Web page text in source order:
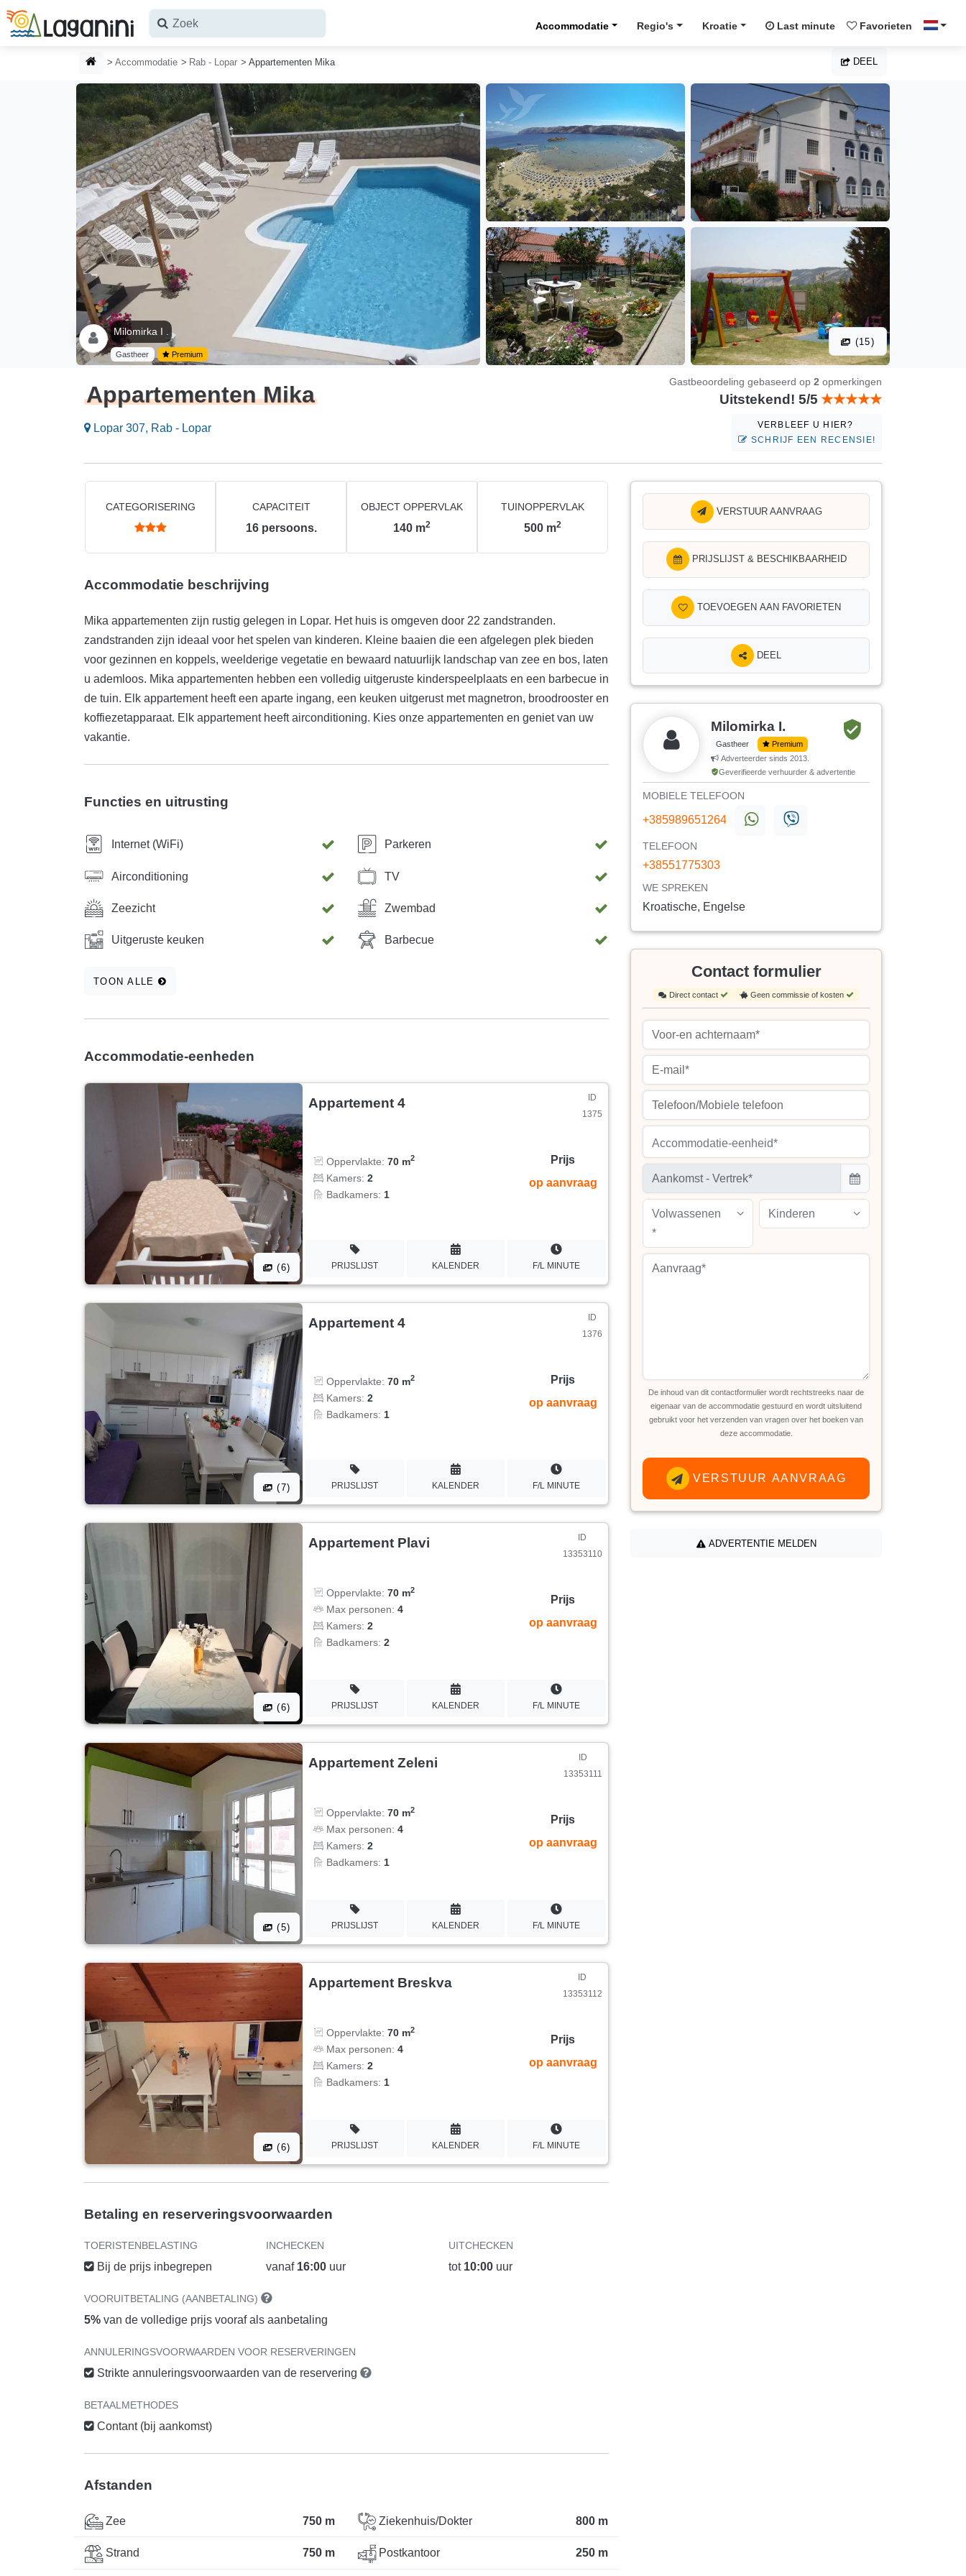
Ga naar hoofdinhoud
Accommodatie Regio's Kroatie Last minute Favorieten
STARTPAGINA
Accommodatie Rab - Lopar Appartementen Mika DEEL
Milomirka I .
Gastheer Premium
(15)
Appartementen Mika
Lopar 307, Rab - Lopar
Gastbeoordeling gebaseerd op 2 opmerkingen
Uitstekend! 5/5
VERBLEEF U HIER?
SCHRIJF EEN RECENSIE!
CATEGORISERING CAPACITEIT
16 persoons.
OBJECT OPPERVLAK
140 m2
TUINOPPERVLAK
500 m2
Accommodatie beschrijving
Mika appartementen zijn rustig gelegen in Lopar. Het huis is omgeven door 22 zandstranden.
zandstranden zijn ideaal voor het spelen van kinderen. Kleine baaien die een afgelegen plek bieden
voor gezinnen en koppels, weelderige vegetatie en bewaard natuurlijk landschap van zee en bos, laten
u ademloos. Mika appartementen hebben een volledig uitgeruste kinderspeelplaats en een barbecue in
de tuin. Elk appartement heeft een aparte ingang, een keuken uitgerust met magnetron, broodrooster en
koffiezetapparaat. Elk appartement heeft airconditioning. Kies onze appartementen en geniet van uw
vakantie.
Functies en uitrusting
Internet (WiFi) Parkeren
Airconditioning TV
Zeezicht Zwembad
Uitgeruste keuken Barbecue
TOON ALLE
Accommodatie-eenheden
(6)
Appartement 4
ID
1375
Oppervlakte:70 m2
Kamers:2
Badkamers: 1
Prijs
op aanvraag
PRIJSLIJST KALENDER F/L MINUTE
(7)
Appartement 4
ID
1376
Oppervlakte:70 m2
Kamers:2
Badkamers: 1
Prijs
op aanvraag
PRIJSLIJST KALENDER F/L MINUTE
(6)
Appartement Plavi
ID
13353110
Oppervlakte:70 m2
Max personen:4
Kamers:2
Badkamers:2
Prijs
op aanvraag
PRIJSLIJST KALENDER F/L MINUTE
(5)
Appartement Zeleni
ID
13353111
Oppervlakte:70 m2
Max personen:4
Kamers:2
Badkamers: 1
Prijs
op aanvraag
PRIJSLIJST KALENDER F/L MINUTE
(6)
Appartement Breskva
ID
13353112
Oppervlakte:70 m2
Max personen:4
Kamers:2
Badkamers: 1
Prijs
op aanvraag
PRIJSLIJST KALENDER F/L MINUTE
Betaling en reserveringsvoorwaarden
TOERISTENBELASTING
Bij de prijs inbegrepen
INCHECKEN
vanaf 16:00 uur
UITCHECKEN
tot 10:00uur
VOORUITBETALING (AANBETALING)
5% van de volledige prijs vooraf als aanbetaling
ANNULERINGSVOORWAARDEN VOOR RESERVERINGEN
Strikte annuleringsvoorwaarden van de reservering
BETAALMETHODES
Contant (bij aankomst)
Afstanden
Zee 750 m
Strand 750 m
Ziekenhuis/Dokter 800 m
Postkantoor 250 m
VERSTUUR AANVRAAG
PRIJSLIJST & BESCHIKBAARHEID
TOEVOEGEN AAN FAVORIETEN
DEEL
Milomirka I.
Gastheer
Premium
Adverteerder sinds 2013.
Geverifieerde verhuurder & advertentie
MOBIELE TELEFOON
+385989651264
TELEFOON
+38551775303
WE SPREKEN
Kroatische, Engelse
Contact formulier
Direct contact Geen commissie of kosten
Accommodatie-eenheid*
Volwassenen
*
Kinderen
De inhoud van dit contactformulier wordt rechtstreeks naar de
eigenaar van de accommodatie gestuurd en wordt uitsluitend
gebruikt voor het verzenden van vragen over het boeken van
deze accommodatie.
VERSTUUR AANVRAAG
ADVERTENTIE MELDEN